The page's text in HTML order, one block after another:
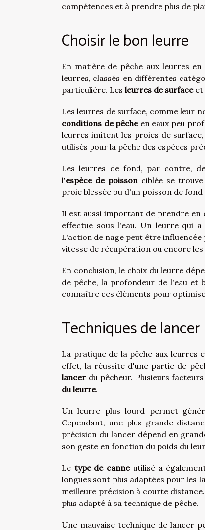
compétences et à prendre plus de
Choisir le bon leurre
En matière de pêche aux leurres en
leurres, classés en différentes
particulière. Les leurres de surfaceet
Les leurres de surface, comme leur
conditions de pêcheen eaux peu
leurres imitent les proies de
utilisés pour la pêche des espèces
Les leurres de fond, par contre,
l'espèce de poisson ciblée se
proie blessée ou d'un poisson de
Il est aussi important de prendre en
effectue sous l'eau. Un leurre qui
L'action de nage peut être
vitesse de récupération ou encore
En conclusion, le choix du leurre
de pêche, la profondeur de l'eau et
connaître ces éléments pour
Techniques de lancer
La pratique de la pêche aux leurres
effet, la réussite d'une partie de
lancer du pêcheur. Plusieurs
du leurre.
Un leurre plus lourd permet
Cependant, une plus grande
précision du lancer dépend en
son geste en fonction du poids du
Le type de canneutilisé a
longues sont plus adaptées pour les
meilleure précision à courte
plus adapté à sa technique de pêche.
Une mauvaise technique de lancer